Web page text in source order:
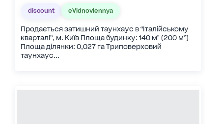
discount eVidnovlennya
Продається затишний таунхаус в “Італійському
кварталі”, м. Київ Площа будинку: 140 м² (200 м²)
Площа ділянки: 0,027 га Триповерховий
таунхаус...